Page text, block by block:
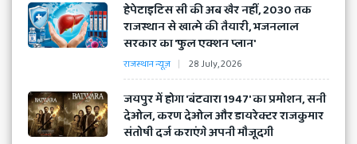
हेपेटाइटिस सी की अब खैर नहीं, 2030 तक
राजस्थान से खात्मे की तैयारी, भजनलाल
सरकार का 'फुल एक्शन प्लान'
राजस्थान न्यूज़ 28 July, 2026
​जयपुर में होगा 'बंटवारा 1947' का प्रमोशन, सनी
देओल, करण देओल और डायरेक्टर राजकुमार
संतोषी दर्ज कराएंगे अपनी मौजूदगी